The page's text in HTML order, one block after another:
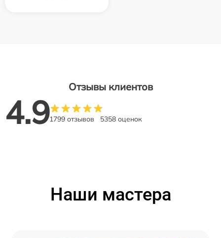
Отзывы клиентов
4.91799 отзывов 5358 оценок
Наши мастера